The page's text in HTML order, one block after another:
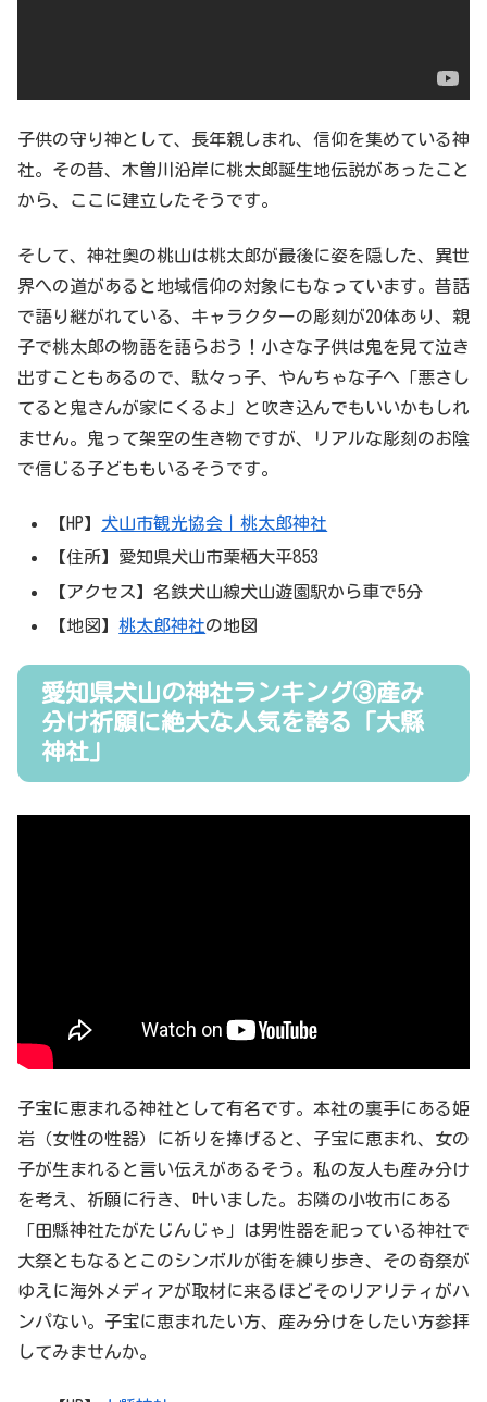
子供の守り神として、長年親しまれ、信仰を集めている神
社。その昔、木曽川沿岸に桃太郎誕生地伝説があったこと
から、ここに建立したそうです。
そして、神社奥の桃山は桃太郎が最後に姿を隠した、異世
界への道があると地域信仰の対象にもなっています。昔話
で語り継がれている、キャラクターの彫刻が20体あり、親
子で桃太郎の物語を語らおう！小さな子供は鬼を見て泣き
出すこともあるので、駄々っ子、やんちゃな子へ「悪さし
てると鬼さんが家にくるよ」と吹き込んでもいいかもしれ
ません。鬼って架空の生き物ですが、リアルな彫刻のお陰
で信じる子どももいるそうです。
【HP】 犬山市観光協会｜桃太郎神社
【住所】愛知県犬山市栗栖大平853
【アクセス】名鉄犬山線犬山遊園駅から車で5分
【地図】桃太郎神社の地図
愛知県犬山の神社ランキング③産み
分け祈願に絶大な人気を誇る「大縣
神社」
子宝に恵まれる神社として有名です。本社の裏手にある姫
岩（女性の性器）に祈りを捧げると、子宝に恵まれ、女の
子が生まれると言い伝えがあるそう。私の友人も産み分け
を考え、祈願に行き、叶いました。お隣の小牧市にある
「田縣神社たがたじんじゃ」は男性器を祀っている神社で
大祭ともなるとこのシンボルが街を練り歩き、その奇祭が
ゆえに海外メディアが取材に来るほどそのリアリティがハ
ンパない。子宝に恵まれたい方、産み分けをしたい方参拝
してみませんか。